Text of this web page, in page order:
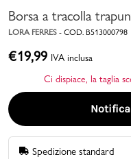
Accedi | Registrati
Borsa a tracolla
LORA FERRES - COD. B513000798
€19,99 IVA inclusa
Ci dispiace, la taglia
Spedizione standard